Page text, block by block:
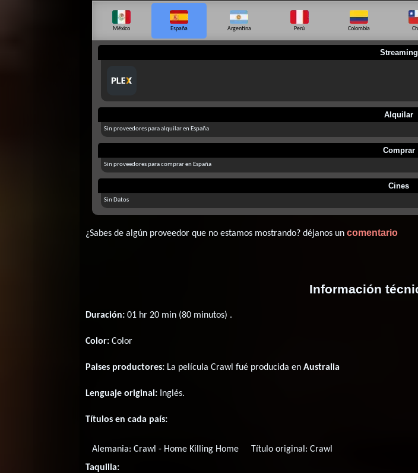
México España Argentina Perú Colombia
Streaming
Alquilar
Sin proveedores para alquilar en España
Comprar
Sin proveedores para comprar en España
Cines
Sin Datos
¿Sabes de algún proveedor que no estamos mostrando? déjanos uncomentario
Información
Duración: 01 hr 20 min (80 minutos) .
Color: Color
Paises productores: La película Crawl fué producida enAustralia
Lenguaje original: Inglés.
Títulos en cada país:
Alemania: Crawl - Home Killing Home Título original:Crawl
Taquilla: